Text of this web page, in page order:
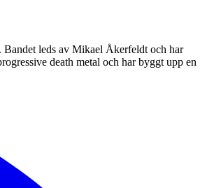
Bandet leds av Mikael Åkerfeldt och har
death metal och har byggt upp en